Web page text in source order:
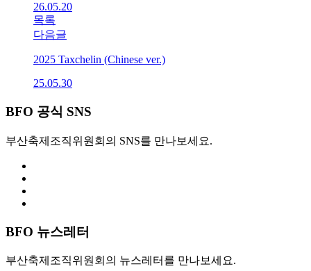
26.05.20
목록
다음글
2025 Taxchelin (Chinese ver.)
25.05.30
BFO 공식 SNS
부산축제조직위원회의 SNS를 만나보세요.
BFO 뉴스레터
부산축제조직위원회의 뉴스레터를 만나보세요.